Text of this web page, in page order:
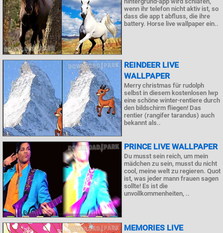
wenn ihr telefon nicht aktiv ist, so
dass die app t abfluss, die ihre
battery. Horse live wallpaper ein..
REINDEER LIVE
WALLPAPER
Merry christmas für rudolph
selbst in diesem kostenlosen lwp
eine schöne winter-rentiere durch
den bildschirm fliegen! Das
rentier (rangifer tarandus) auch
bekannt als..
PRINCE LIVE WALLPAPER
Du musst sein reich, um mein
mädchen zu sein, musst du nicht
cool, meine welt zu regieren. Quot
ist, was jeder mann frauen sagen
sollte! Es ist die
unvollkommenheiten, ..
MEMORIES LIVE